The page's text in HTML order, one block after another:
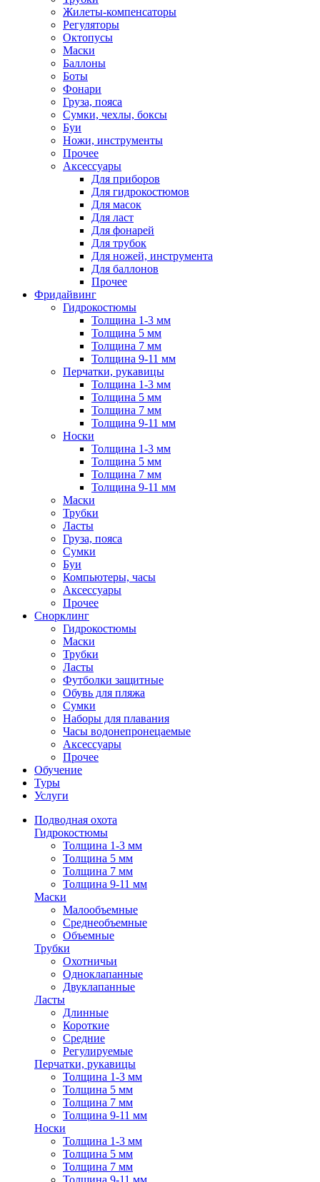
Жилеты-компенсаторы
Регуляторы
Октопусы
Маски
Баллоны
Боты
Фонари
Груза, пояса
Сумки, чехлы, боксы
Буи
Ножи, инструменты
Прочее
Аксессуары
Для приборов
Для гидрокостюмов
Для масок
Для ласт
Для фонарей
Для трубок
Для ножей, инструмента
Для баллонов
Прочее
Фридайвинг
Гидрокостюмы
Толщина 1-3 мм
Толщина 5 мм
Толщина 7 мм
Толщина 9-11 мм
Перчатки, рукавицы
Толщина 1-3 мм
Толщина 5 мм
Толщина 7 мм
Толщина 9-11 мм
Носки
Толщина 1-3 мм
Толщина 5 мм
Толщина 7 мм
Толщина 9-11 мм
Маски
Трубки
Ласты
Груза, пояса
Сумки
Буи
Компьютеры, часы
Аксессуары
Прочее
Снорклинг
Гидрокостюмы
Маски
Трубки
Ласты
Футболки защитные
Обувь для пляжа
Сумки
Наборы для плавания
Часы водонепронецаемые
Аксессуары
Прочее
Обучение
Туры
Услуги
Подводная охота
Гидрокостюмы
Толщина 1-3 мм
Толщина 5 мм
Толщина 7 мм
Толщина 9-11 мм
Маски
Малообъемные
Среднеобъемные
Объемные
Трубки
Охотничьи
Одноклапанные
Двуклапанные
Ласты
Длинные
Короткие
Средние
Регулируемые
Перчатки, рукавицы
Толщина 1-3 мм
Толщина 5 мм
Толщина 7 мм
Толщина 9-11 мм
Носки
Толщина 1-3 мм
Толщина 5 мм
Толщина 7 мм
Толщина 9-11 мм